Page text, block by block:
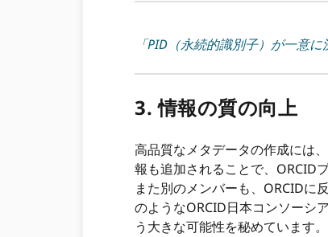
「PID（永続的識別子）が一意に
3. 情報の質の向上
高品質なメタデータの作成には
報も追加されることで、ORCID
また別のメンバーも、ORCIDに
のようなORCID日本コンソーシ
う大きな可能性を秘めています。